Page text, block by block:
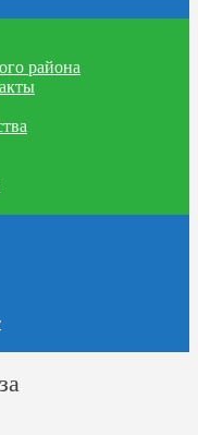
района